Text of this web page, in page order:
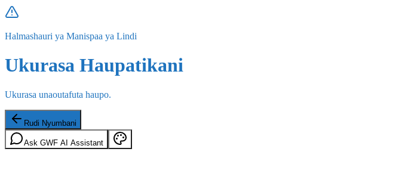
Halmashauri ya Manispaa ya Lindi
Ukurasa Haupatikani
Ukurasa unaoutafuta haupo.
Rudi Nyumbani
Ask GWF AI Assistant